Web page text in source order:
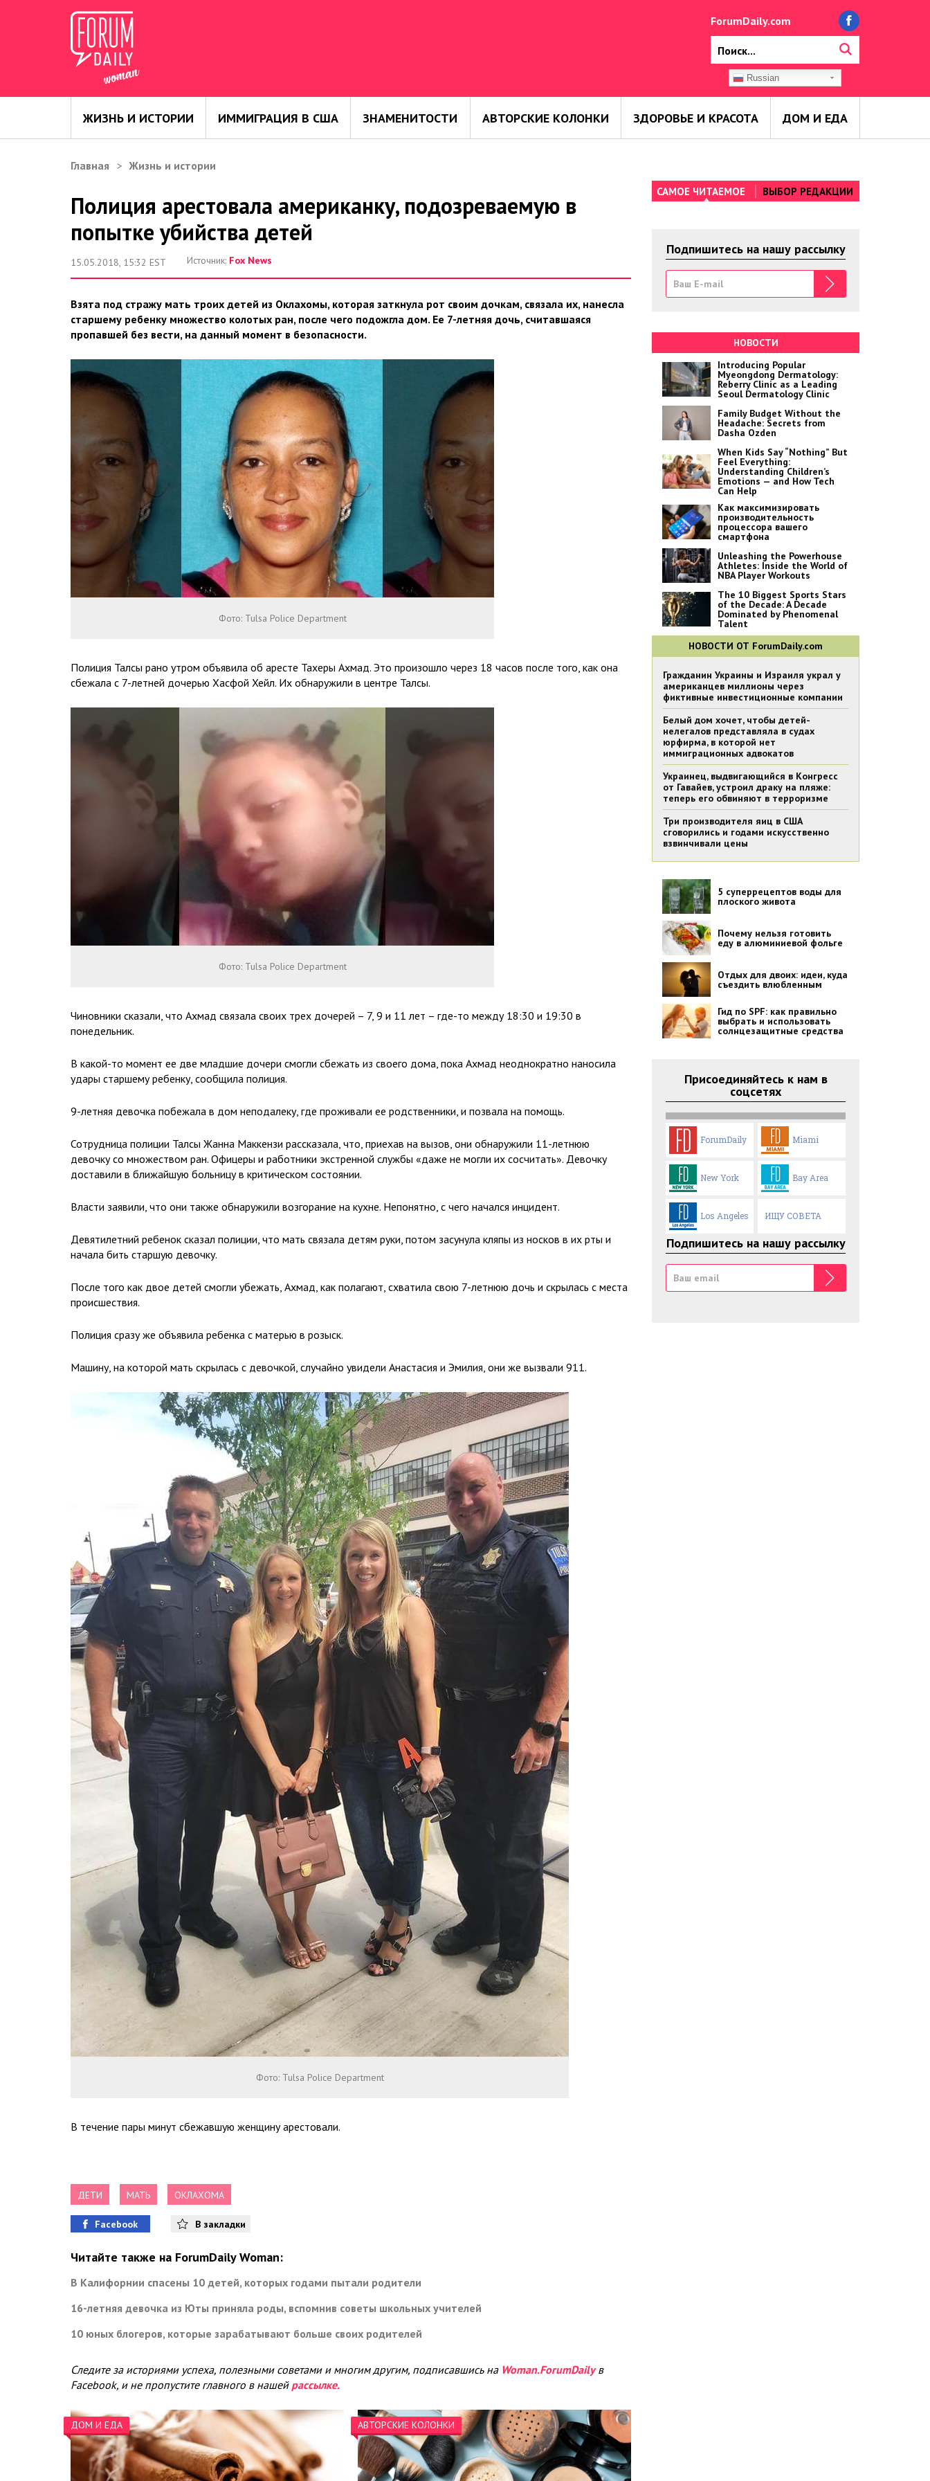
ForumDaily.com
Russian
ЖИЗНЬ И ИСТОРИИ ИММИГРАЦИЯ В США ЗНАМЕНИТОСТИ АВТОРСКИЕ КОЛОНКИ ЗДОРОВЬЕ И КРАСОТА ДОМ И ЕДА
Главная Жизнь и истории
Полиция арестовала американку, подозреваемую в
попытке убийства детей
15.05.2018, 15:32 EST Источник: Fox News
Взята под стражу мать троих детей из Оклахомы, которая заткнула рот своим дочкам, связала их, нанесла
старшему ребенку множество колотых ран, после чего подожгла дом. Ее 7-летняя дочь, считавшаяся
пропавшей без вести, на данный момент в безопасности.
Фото: Tulsa Police Department
Полиция Талсы рано утром объявила об аресте Тахеры Ахмад. Это произошло через 18 часов после того, как она
сбежала с 7-летней дочерью Хасфой Хейл. Их обнаружили в центре Талсы.
Фото: Tulsa Police Department
Чиновники сказали, что Ахмад связала своих трех дочерей – 7, 9 и 11 лет – где-то между 18:30 и 19:30 в
понедельник.
В какой-то момент ее две младшие дочери смогли сбежать из своего дома, пока Ахмад неоднократно наносила
удары старшему ребенку, сообщила полиция.
9-летняя девочка побежала в дом неподалеку, где проживали ее родственники, и позвала на помощь.
Сотрудница полиции Талсы Жанна Маккензи рассказала, что, приехав на вызов, они обнаружили 11-летнюю
девочку со множеством ран. Офицеры и работники экстренной службы «даже не могли их сосчитать». Девочку
доставили в ближайшую больницу в критическом состоянии.
Власти заявили, что они также обнаружили возгорание на кухне. Непонятно, с чего начался инцидент.
Девятилетний ребенок сказал полиции, что мать связала детям руки, потом засунула кляпы из носков в их рты и
начала бить старшую девочку.
После того как двое детей смогли убежать, Ахмад, как полагают, схватила свою 7-летнюю дочь и скрылась с места
происшествия.
Полиция сразу же объявила ребенка с матерью в розыск.
Машину, на которой мать скрылась с девочкой, случайно увидели Анастасия и Эмилия, они же вызвали 911.
Фото: Tulsa Police Department
В течение пары минут сбежавшую женщину арестовали.
ДЕТИ МАТЬ ОКЛАХОМА
Facebook В закладки
Читайте также на ForumDaily Woman:
В Калифорнии спасены 10 детей, которых годами пытали родители
16-летняя девочка из Юты приняла роды, вспомнив советы школьных учителей
10 юных блогеров, которые зарабатывают больше своих родителей
Следите за историями успеха, полезными советами и многим другим, подписавшись на Woman.ForumDailyв
Facebook, и не пропустите главного в нашей рассылке.
ДОМ И ЕДА АВТОРСКИЕ КОЛОНКИ
САМОЕ ЧИТАЕМОЕ ВЫБОР РЕДАКЦИИ
Подпишитесь на нашу рассылку
НОВОСТИ
Introducing Popular
Myeongdong Dermatology:
Reberry Clinic as a Leading
Seoul Dermatology Clinic
Family Budget Without the
Headache: Secrets from
Dasha Ozden
When Kids Say “Nothing” But
Feel Everything:
Understanding Children’s
Emotions — and How Tech
Can Help
Как максимизировать
производительность
процессора вашего
смартфона
Unleashing the Powerhouse
Athletes: Inside the World of
NBA Player Workouts
The 10 Biggest Sports Stars
of the Decade: A Decade
Dominated by Phenomenal
Talent
НОВОСТИ ОТ ForumDaily.com
Гражданин Украины и Израиля украл у
американцев миллионы через
фиктивные инвестиционные компании
Белый дом хочет, чтобы детей-
нелегалов представляла в судах
юрфирма, в которой нет
иммиграционных адвокатов
Украинец, выдвигающийся в Конгресс
от Гавайев, устроил драку на пляже:
теперь его обвиняют в терроризме
Три производителя яиц в США
сговорились и годами искусственно
взвинчивали цены
5 суперрецептов воды для
плоского живота
Почему нельзя готовить
еду в алюминиевой фольге
Отдых для двоих: идеи, куда
съездить влюбленным
Гид по SPF: как правильно
выбрать и использовать
солнцезащитные средства
Присоединяйтесь к нам в
соцсетях
ForumDaily Miami
New York Bay Area
Los Angeles ИЩУ СОВЕТА
Подпишитесь на нашу рассылку